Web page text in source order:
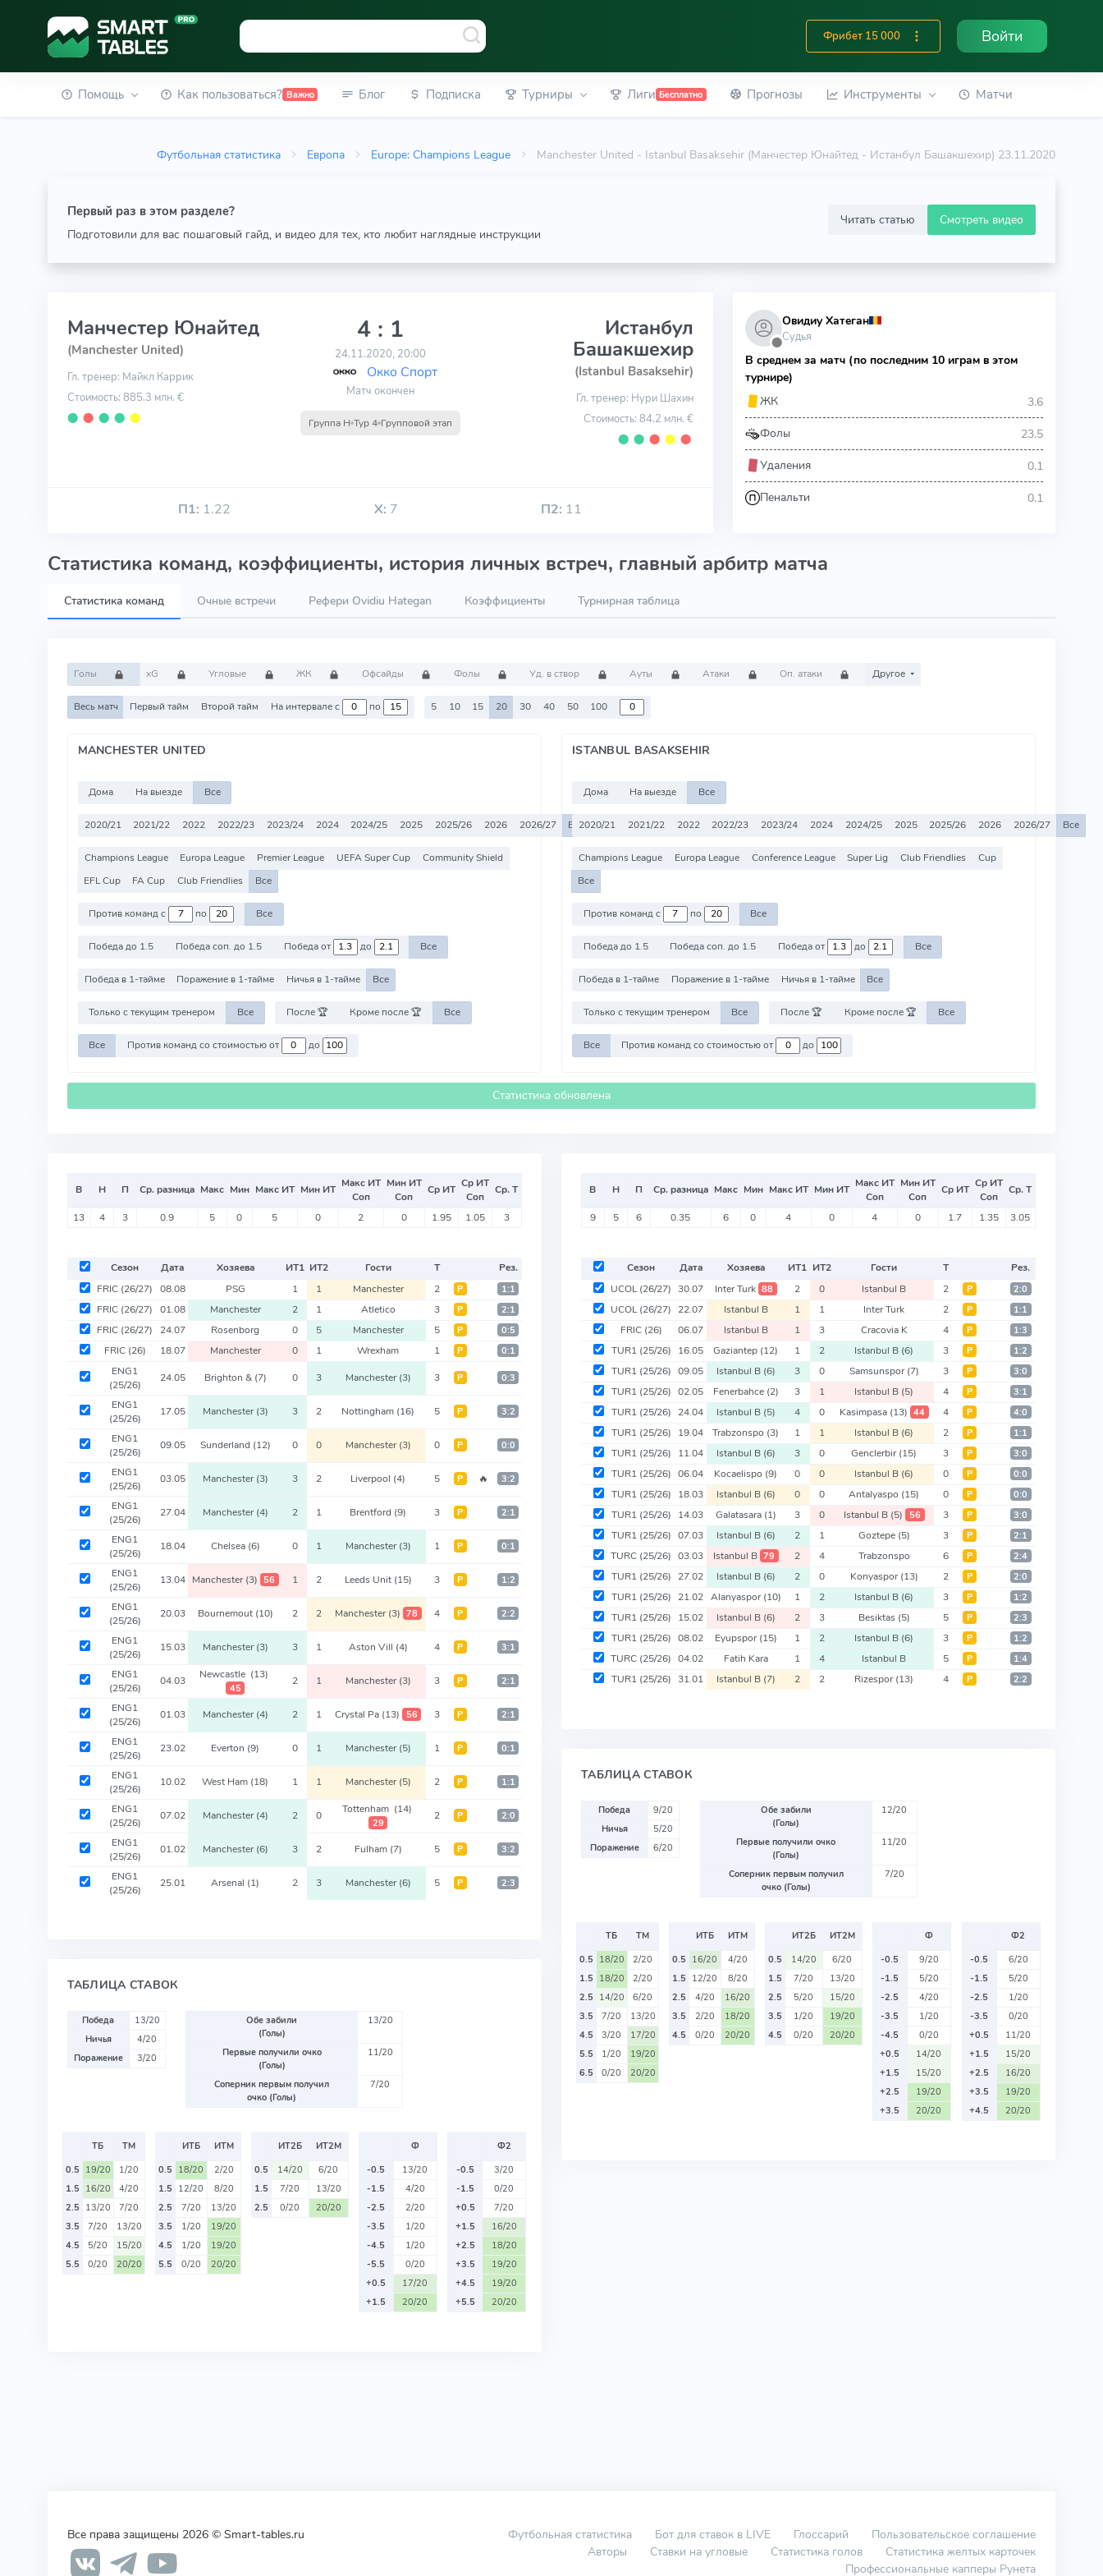
Фрибет 15 000 Войти
Помощь Как пользоваться? Важно Блог Подписка Турниры Лиги Бесплатно Прогнозы Инструменты Матчи
Футбольная статистика Европа Europe: Champions League Manchester United - Istanbul Basaksehir (Манчестер Юнайтед - Истанбул Башакшехир) 23.11.2020
Первый раз в этом разделе?
Подготовили для вас пошаговый гайд, и видео для тех, кто любит наглядные инструкции
Читать статью Смотреть видео
Манчестер Юнайтед
(Manchester United)
Гл. тренер: Майкл Каррик
Стоимость: 885.3 млн. €
⬤ ⬤ ⬤ ⬤ ⬤
4 : 1
24.11.2020, 20:00
Окко Спорт
Матч окончен
Группа H Тур 4 Групповой этап
Истанбул
Башакшехир
(Istanbul Basaksehir)
Гл. тренер: Нури Шахин
Стоимость: 84.2 млн. €
⬤ ⬤ ⬤ ⬤ ⬤
П1: 1.22 Х: 7 П2: 11
⬤
Овидиу Хатеган
Судья
В среднем за матч (по последним 10 играм в этом
турнире)
ЖК
3.6
Фолы 23.5
Удаления 0.1
Пенальти 0.1
Статистика команд, коэффициенты, история личных встреч, главный арбитр матча
Статистика команд Очные встречи Рефери Ovidiu Hategan Коэффициенты Турнирная таблица
Голы xG Угловые ЖК Офсайды Фолы Уд. в створ Ауты Атаки Оп. атаки Другое
Весь матч Первый тайм Второй тайм На интервале с по 5 10 15 20 30 40 50 100
MANCHESTER UNITED
Дома На выезде Все
2020/21 2021/22 2022 2022/23 2023/24 2024 2024/25 2025 2025/26 2026 2026/27 Все
Champions League Europa League Premier League UEFA Super Cup
Community Shield
EFL Cup
FA Cup Club Friendlies Все
Против команд с по Все
Победа до 1.5 Победа соп. до 1.5 Победа от до Все
Победа в 1-тайме Поражение в 1-тайме Ничья в 1-тайме Все
Только с текущим тренером Все После 🏆 Кроме после 🏆 Все
Все Против команд со стоимостью от до
ISTANBUL BASAKSEHIR
Дома На выезде Все
2020/21 2021/22 2022 2022/23 2023/24 2024 2024/25 2025 2025/26 2026 2026/27 Все
Champions League Europa League Conference League Super Lig Club Friendlies
Cup
Все
Против команд с по Все
Победа до 1.5 Победа соп. до 1.5 Победа от до Все
Победа в 1-тайме Поражение в 1-тайме Ничья в 1-тайме Все
Только с текущим тренером Все После 🏆 Кроме после 🏆 Все
Все Против команд со стоимостью от до
Статистика обновлена
В Н П Ср. разница Макс Мин Макс ИТ Мин ИТ Макс ИТ
Соп
Мин ИТ
Соп
Ср ИТ Ср ИТ
Соп
Ср. Т
13 4 3 0.9 5 0 5 0 2 0 1.95 1.05 3
Сезон Дата Хозяева ИТ1 ИТ2 Гости Т
Рез.
FRIC (26/27) 08.08 PSG 1 1 Manchester 2 Р 1:1
FRIC (26/27) 01.08 Manchester 2 1 Atletico 3 Р 2:1
FRIC (26/27) 24.07 Rosenborg 0 5 Manchester 5 Р 0:5
FRIC (26) 18.07 Manchester 0 1 Wrexham 1 Р 0:1
ENG1
(25/26)
24.05 Brighton & (7) 0 3 Manchester(3) 3 Р 0:3
ENG1
(25/26)
17.05 Manchester(3) 3 2 Nottingham (16) 5 Р 3:2
ENG1
(25/26)
09.05 Sunderland (12) 0 0 Manchester(3) 0 Р 0:0
ENG1
(25/26)
03.05 Manchester(3) 3 2 Liverpool (4) 5 Р 🔥 3:2
ENG1
(25/26)
27.04 Manchester(4) 2 1 Brentford (9) 3 Р 2:1
ENG1
(25/26)
18.04 Chelsea (6) 0 1 Manchester(3) 1 Р 0:1
ENG1
(25/26)
13.04 Manchester(3) 56 1 2 Leeds Unit (15) 3 Р 1:2
ENG1
(25/26)
20.03 Bournemout (10) 2 2 Manchester(3) 78 4 Р 2:2
ENG1
(25/26)
15.03 Manchester(3) 3 1 Aston Vill (4) 4 Р 3:1
ENG1
(25/26)
04.03 Newcastle (13)
45
2 1 Manchester(3) 3 Р 2:1
ENG1
(25/26)
01.03 Manchester(4) 2 1 Crystal Pa (13) 56 3 Р 2:1
ENG1
(25/26)
23.02 Everton (9) 0 1 Manchester(5) 1 Р 0:1
ENG1
(25/26)
10.02 West Ham (18) 1 1 Manchester(5) 2 Р 1:1
ENG1
(25/26)
07.02 Manchester(4) 2 0 Tottenham (14)
29
2 Р 2:0
ENG1
(25/26)
01.02 Manchester(6) 3 2 Fulham (7) 5 Р 3:2
ENG1
(25/26)
25.01 Arsenal (1) 2 3 Manchester(6) 5 Р 2:3
ТАБЛИЦА СТАВОК
Победа
13/20
Ничья
4/20
Поражение
3/20
Обе забили
(Голы)
13/20
Первые получили очко
(Голы)
11/20
Соперник первым получил
очко (Голы)
7/20
ТБ
ТМ
0.5 19/20
1/20
1.5 16/20
4/20
2.5 13/20
7/20
3.5
7/20
13/20
4.5
5/20
15/20
5.5
0/20 20/20
ИТБ
ИТМ
0.5 18/20
2/20
1.5 12/20
8/20
2.5
7/20
13/20
3.5
1/20
19/20
4.5
1/20
19/20
5.5
0/20 20/20
ИТ2Б
ИТ2М
0.5
14/20
6/20
1.5
7/20
13/20
2.5
0/20 20/20
Ф
-0.5
13/20
-1.5
4/20
-2.5
2/20
-3.5
1/20
-4.5
1/20
-5.5
0/20
+0.5
17/20
+1.5
20/20
Ф2
-0.5
3/20
-1.5
0/20
+0.5
7/20
+1.5
16/20
+2.5
18/20
+3.5
19/20
+4.5
19/20
+5.5
20/20
В Н П Ср. разница Макс Мин Макс ИТ Мин ИТ Макс ИТ
Соп
Мин ИТ
Соп
Ср ИТ Ср ИТ
Соп
Ср. Т
9 5 6 0.35 6 0 4 0 4 0 1.7 1.35 3.05
Сезон Дата Хозяева ИТ1 ИТ2 Гости Т
Рез.
UCOL(26/27) 30.07 Inter Turk 88 2 0 Istanbul B 2 Р 2:0
UCOL(26/27) 22.07 Istanbul B 1 1 Inter Turk 2 Р 1:1
FRIC (26) 06.07 Istanbul B 1 3 Cracovia K 4 Р 1:3
TUR1 (25/26) 16.05 Gaziantep (12) 1 2 Istanbul B (6) 3 Р 1:2
TUR1 (25/26) 09.05 Istanbul B (6) 3 0 Samsunspor(7) 3 Р 3:0
TUR1 (25/26) 02.05 Fenerbahce (2) 3 1 Istanbul B (5) 4 Р 3:1
TUR1 (25/26) 24.04 Istanbul B (5) 4 0 Kasimpasa (13) 44 4 Р 4:0
TUR1 (25/26) 19.04 Trabzonspo (3) 1 1 Istanbul B (6) 2 Р 1:1
TUR1 (25/26) 11.04 Istanbul B (6) 3 0 Genclerbir(15) 3 Р 3:0
TUR1 (25/26) 06.04 Kocaelispo (9) 0 0 Istanbul B (6) 0 Р 0:0
TUR1 (25/26) 18.03 Istanbul B (6) 0 0 Antalyaspo (15) 0 Р 0:0
TUR1 (25/26) 14.03 Galatasara (1) 3 0 Istanbul B (5) 56 3 Р 3:0
TUR1 (25/26) 07.03 Istanbul B (6) 2 1 Goztepe (5) 3 Р 2:1
TURC (25/26) 03.03 Istanbul B 79 2 4 Trabzonspo 6 Р 2:4
TUR1 (25/26) 27.02 Istanbul B (6) 2 0 Konyaspor(13) 2 Р 2:0
TUR1 (25/26) 21.02 Alanyaspor(10) 1 2 Istanbul B (6) 3 Р 1:2
TUR1 (25/26) 15.02 Istanbul B (6) 2 3 Besiktas (5) 5 Р 2:3
TUR1 (25/26) 08.02 Eyupspor(15) 1 2 Istanbul B (6) 3 Р 1:2
TURC (25/26) 04.02 Fatih Kara 1 4 Istanbul B 5 Р 1:4
TUR1 (25/26) 31.01 Istanbul B (7) 2 2 Rizespor(13) 4 Р 2:2
ТАБЛИЦА СТАВОК
Победа
9/20
Ничья
5/20
Поражение
6/20
Обе забили
(Голы)
12/20
Первые получили очко
(Голы)
11/20
Соперник первым получил
очко (Голы)
7/20
ТБ
ТМ
0.5 18/20
2/20
1.5 18/20
2/20
2.5 14/20
6/20
3.5
7/20
13/20
4.5
3/20
17/20
5.5
1/20
19/20
6.5
0/20 20/20
ИТБ
ИТМ
0.5 16/20
4/20
1.5 12/20
8/20
2.5
4/20
16/20
3.5
2/20
18/20
4.5
0/20 20/20
ИТ2Б
ИТ2М
0.5
14/20
6/20
1.5
7/20
13/20
2.5
5/20
15/20
3.5
1/20
19/20
4.5
0/20 20/20
Ф
-0.5
9/20
-1.5
5/20
-2.5
4/20
-3.5
1/20
-4.5
0/20
+0.5
14/20
+1.5
15/20
+2.5
19/20
+3.5
20/20
Ф2
-0.5
6/20
-1.5
5/20
-2.5
1/20
-3.5
0/20
+0.5
11/20
+1.5
15/20
+2.5
16/20
+3.5
19/20
+4.5
20/20
Все права защищены 2026 © Smart-tables.ru Футбольная статистика Бот для ставок в LIVE Глоссарий
Пользовательское соглашение
Авторы
Ставки на угловые Статистика голов
Статистика желтых карточек
Профессиональные капперы Рунета